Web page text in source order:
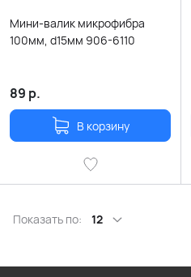
Мини-валик микрофибра
100мм, d15мм 906-6110
89 р.
В корзину
Показать по: 12